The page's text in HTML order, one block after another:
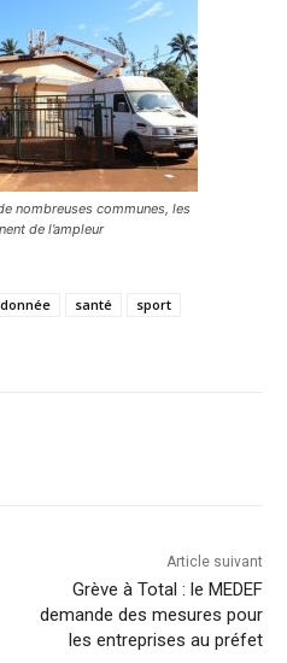
nombreuses communes, les
de l’ampleur
santé
sport
Article suivant
Grève à Total : le MEDEF
demande des mesures pour
les entreprises au préfet